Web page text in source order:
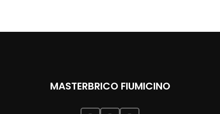
MASTERBRICO FIUMICINO